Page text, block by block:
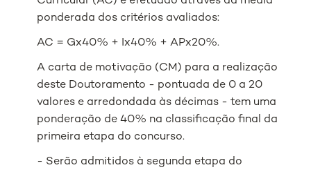
ponderada dos critérios avaliados:
AC = Gx40% + Ix40% + APx20%.
A carta de motivação (CM) para a realização
deste Doutoramento - pontuada de 0 a 20
valores e arredondada às décimas - tem uma
ponderação de 40% na classificação final da
primeira etapa do concurso.
- Serão admitidos à segunda etapa do